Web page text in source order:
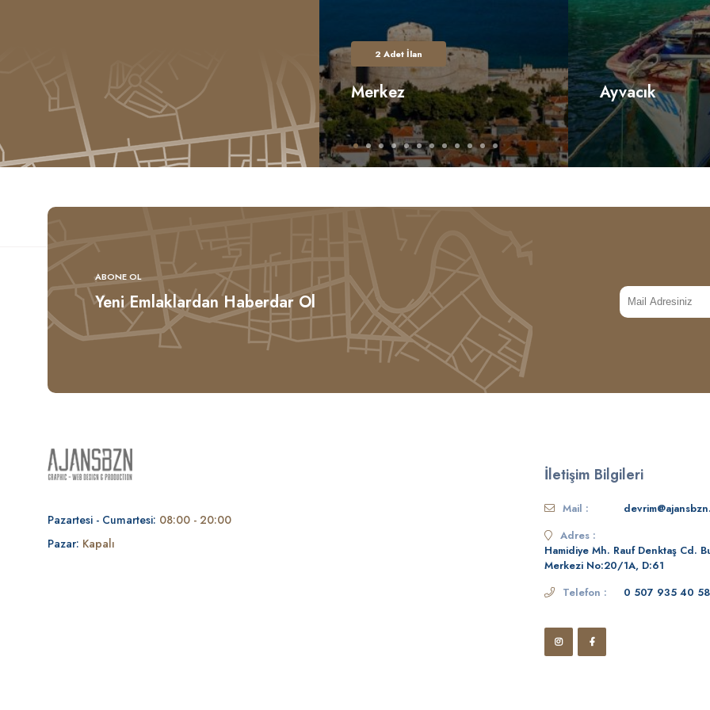
Yenice
2 Adet İlan
Merkez Ayvacık
ABONE OL
Yeni Emlaklardan Haberdar Ol
Pazartesi - Cumartesi: 08:00 - 20:00
Pazar: Kapalı
İletişim Bilgileri
Mail :
Adres :
Hamidiye Mh. Rauf Denktaş Cd.
Merkezi No:20/1A, D:61
Telefon :
0 507 935 40 58